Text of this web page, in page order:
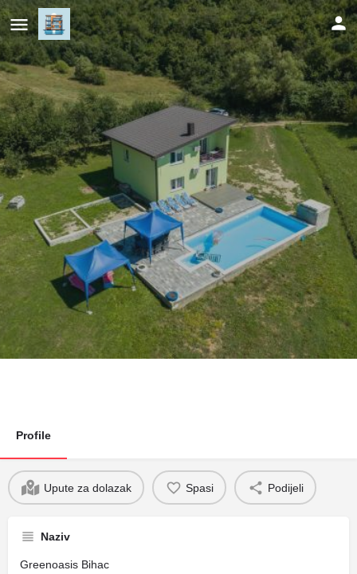
Greenoasis Bihac
Profile
Upute za dolazak Spasi Podijeli
Naziv
Greenoasis Bihac